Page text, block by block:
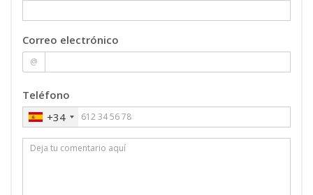
Correo electrónico
@
Teléfono
+34